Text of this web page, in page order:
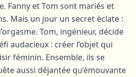
Fanny et Tom sont mariés et
Mais un jour un secret éclate :
Tom, ingénieur, décide
audacieux : créer l’objet qui
féminin. Ensemble, ils se
aussi déjantée qu’émouvante